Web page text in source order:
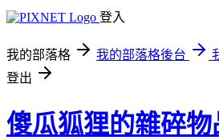
登入
我的部落格 我的部落格後台
登出
傻瓜狐狸的雜碎物